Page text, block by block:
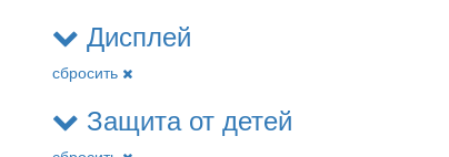
Дисплей
сбросить
Защита от детей